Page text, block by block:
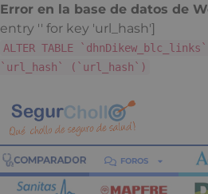
Error en la base de datos de
entry '' for key 'url_hash']
ALTER TABLE `dhnDikew_blc_links`
`url_hash` (`url_hash`)
FOROS